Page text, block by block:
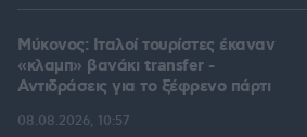
Μύκονος: Ιταλοί τουρίστες έκαναν
«κλαμπ» βανάκι transfer -
Αντιδράσεις για το ξέφρενο πάρτι
08.08.2026, 10:57